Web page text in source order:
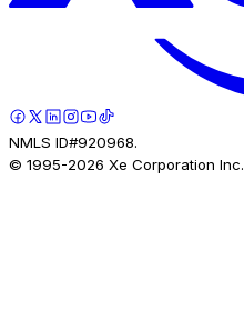
NMLS ID#920968.
© 1995-2026 Xe Corporation Inc.